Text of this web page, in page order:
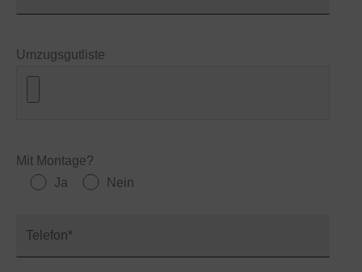
Umzugsgutliste
Mit Montage?
Ja
Nein